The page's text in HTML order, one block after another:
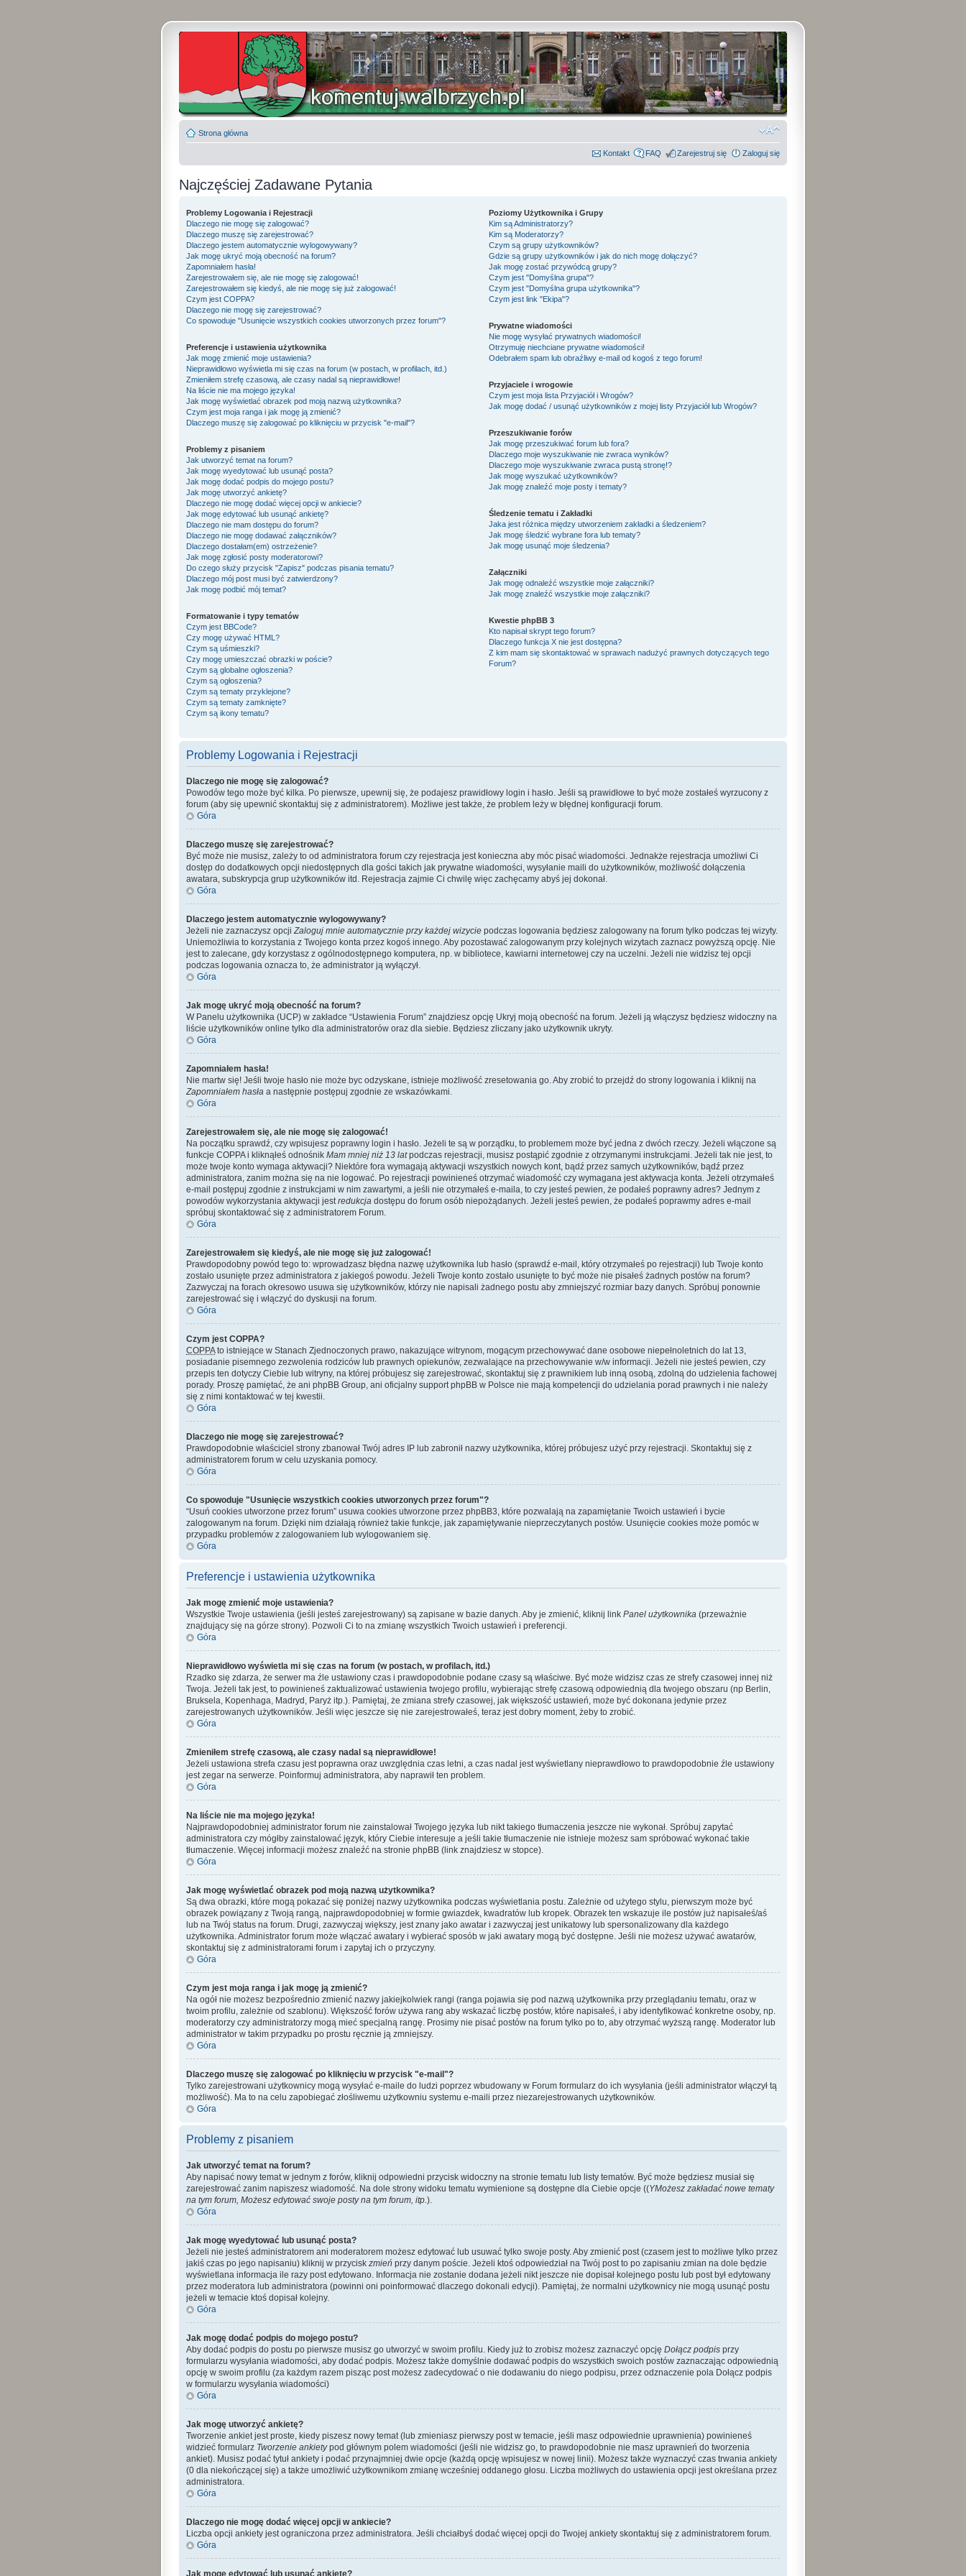
Strona główna
Kontakt FAQ Zarejestruj się Zaloguj się
Najczęściej Zadawane Pytania
Problemy Logowania i Rejestracji
Dlaczego nie mogę się zalogować?
Dlaczego muszę się zarejestrować?
Dlaczego jestem automatycznie wylogowywany?
Jak mogę ukryć moją obecność na forum?
Zapomniałem hasła!
Zarejestrowałem się, ale nie mogę się zalogować!
Zarejestrowałem się kiedyś, ale nie mogę się już zalogować!
Czym jest COPPA?
Dlaczego nie mogę się zarejestrować?
Co spowoduje "Usunięcie wszystkich cookies utworzonych przez forum"?
Preferencje i ustawienia użytkownika
Jak mogę zmienić moje ustawienia?
Nieprawidłowo wyświetla mi się czas na forum (w postach, w profilach, itd.)
Zmieniłem strefę czasową, ale czasy nadal są nieprawidłowe!
Na liście nie ma mojego języka!
Jak mogę wyświetlać obrazek pod moją nazwą użytkownika?
Czym jest moja ranga i jak mogę ją zmienić?
Dlaczego muszę się zalogować po kliknięciu w przycisk "e-mail"?
Problemy z pisaniem
Jak utworzyć temat na forum?
Jak mogę wyedytować lub usunąć posta?
Jak mogę dodać podpis do mojego postu?
Jak mogę utworzyć ankietę?
Dlaczego nie mogę dodać więcej opcji w ankiecie?
Jak mogę edytować lub usunąć ankietę?
Dlaczego nie mam dostępu do forum?
Dlaczego nie mogę dodawać załączników?
Dlaczego dostałam(em) ostrzeżenie?
Jak mogę zgłosić posty moderatorowi?
Do czego służy przycisk "Zapisz" podczas pisania tematu?
Dlaczego mój post musi być zatwierdzony?
Jak mogę podbić mój temat?
Formatowanie i typy tematów
Czym jest BBCode?
Czy mogę używać HTML?
Czym są uśmieszki?
Czy mogę umieszczać obrazki w poście?
Czym są globalne ogłoszenia?
Czym są ogłoszenia?
Czym są tematy przyklejone?
Czym są tematy zamknięte?
Czym są ikony tematu?
Poziomy Użytkownika i Grupy
Kim są Administratorzy?
Kim są Moderatorzy?
Czym są grupy użytkowników?
Gdzie są grupy użytkowników i jak do nich mogę dołączyć?
Jak mogę zostać przywódcą grupy?
Czym jest "Domyślna grupa"?
Czym jest "Domyślna grupa użytkownika"?
Czym jest link "Ekipa"?
Prywatne wiadomości
Nie mogę wysyłać prywatnych wiadomości!
Otrzymuję niechciane prywatne wiadomości!
Odebrałem spam lub obraźliwy e-mail od kogoś z tego forum!
Przyjaciele i wrogowie
Czym jest moja lista Przyjaciół i Wrogów?
Jak mogę dodać / usunąć użytkowników z mojej listy Przyjaciół lub Wrogów?
Przeszukiwanie forów
Jak mogę przeszukiwać forum lub fora?
Dlaczego moje wyszukiwanie nie zwraca wyników?
Dlaczego moje wyszukiwanie zwraca pustą stronę!?
Jak mogę wyszukać użytkowników?
Jak mogę znaleźć moje posty i tematy?
Śledzenie tematu i Zakładki
Jaka jest różnica między utworzeniem zakładki a śledzeniem?
Jak mogę śledzić wybrane fora lub tematy?
Jak mogę usunąć moje śledzenia?
Załączniki
Jak mogę odnaleźć wszystkie moje załączniki?
Jak mogę znaleźć wszystkie moje załączniki?
Kwestie phpBB 3
Kto napisał skrypt tego forum?
Dlaczego funkcja X nie jest dostępna?
Z kim mam się skontaktować w sprawach nadużyć prawnych dotyczących tego
Forum?
Problemy Logowania i Rejestracji
Dlaczego nie mogę się zalogować?
Powodów tego może być kilka. Po pierwsze, upewnij się, że podajesz prawidłowy login i hasło. Jeśli są prawidłowe to być może zostałeś wyrzucony z
forum (aby się upewnić skontaktuj się z administratorem). Możliwe jest także, że problem leży w błędnej konfiguracji forum.
Góra
Dlaczego muszę się zarejestrować?
Być może nie musisz, zależy to od administratora forum czy rejestracja jest konieczna aby móc pisać wiadomości. Jednakże rejestracja umożliwi Ci
dostęp do dodatkowych opcji niedostępnych dla gości takich jak prywatne wiadomości, wysyłanie maili do użytkowników, możliwość dołączenia
awatara, subskrypcja grup użytkowników itd. Rejestracja zajmie Ci chwilę więc zachęcamy abyś jej dokonał.
Góra
Dlaczego jestem automatycznie wylogowywany?
Jeżeli nie zaznaczysz opcjiZaloguj mnie automatycznie przy każdej wizycie podczas logowania będziesz zalogowany na forum tylko podczas tej wizyty.
Uniemożliwia to korzystania z Twojego konta przez kogoś innego. Aby pozostawać zalogowanym przy kolejnych wizytach zaznacz powyższą opcję. Nie
jest to zalecane, gdy korzystasz z ogólnodostępnego komputera, np. w bibliotece, kawiarni internetowej czy na uczelni. Jeżeli nie widzisz tej opcji
podczas logowania oznacza to, że administrator ją wyłączył.
Góra
Jak mogę ukryć moją obecność na forum?
W Panelu użytkownika (UCP) w zakładce “Ustawienia Forum” znajdziesz opcję Ukryj moją obecność na forum. Jeżeli ją włączysz będziesz widoczny na
liście użytkowników online tylko dla administratorów oraz dla siebie. Będziesz zliczany jako użytkownik ukryty.
Góra
Zapomniałem hasła!
Nie martw się! Jeśli twoje hasło nie może byc odzyskane, istnieje możliwość zresetowania go. Aby zrobić to przejdź do strony logowania i kliknij na
Zapomniałem hasła a następnie postępuj zgodnie ze wskazówkami.
Góra
Zarejestrowałem się, ale nie mogę się zalogować!
Na początku sprawdź, czy wpisujesz poprawny login i hasło. Jeżeli te są w porządku, to problemem może być jedna z dwóch rzeczy. Jeżeli włączone są
funkcje COPPA i kliknąłeś odnośnik Mam mniej niż 13 latpodczas rejestracji, musisz postąpić zgodnie z otrzymanymi instrukcjami. Jeżeli tak nie jest, to
może twoje konto wymaga aktywacji? Niektóre fora wymagają aktywacji wszystkich nowych kont, bądź przez samych użytkowników, bądź przez
administratora, zanim można się na nie logować. Po rejestracji powinieneś otrzymać wiadomość czy wymagana jest aktywacja konta. Jeżeli otrzymałeś
e-mail postępuj zgodnie z instrukcjami w nim zawartymi, a jeśli nie otrzymałeś e-maila, to czy jesteś pewien, że podałeś poprawny adres? Jednym z
powodów wykorzystania aktywacji jestredukcja dostępu do forum osób niepożądanych. Jeżeli jesteś pewien, że podałeś poprawmy adres e-mail
spróbuj skontaktować się z administratorem Forum.
Góra
Zarejestrowałem się kiedyś, ale nie mogę się już zalogować!
Prawdopodobny powód tego to: wprowadzasz błędna nazwę użytkownika lub hasło (sprawdź e-mail, który otrzymałeś po rejestracji) lub Twoje konto
zostało usunięte przez administratora z jakiegoś powodu. Jeżeli Twoje konto zostało usunięte to być może nie pisałeś żadnych postów na forum?
Zazwyczaj na forach okresowo usuwa się użytkowników, którzy nie napisali żadnego postu aby zmniejszyć rozmiar bazy danych. Spróbuj ponownie
zarejestrować się i włączyć do dyskusji na forum.
Góra
Czym jest COPPA?
COPPAto istniejące w Stanach Zjednoczonych prawo, nakazujące witrynom, mogącym przechowywać dane osobowe niepełnoletnich do lat 13,
posiadanie pisemnego zezwolenia rodziców lub prawnych opiekunów, zezwalające na przechowywanie w/w informacji. Jeżeli nie jesteś pewien, czy
przepis ten dotyczy Ciebie lub witryny, na której próbujesz się zarejestrować, skontaktuj się z prawnikiem lub inną osobą, zdolną do udzielenia fachowej
porady. Proszę pamiętać, że ani phpBB Group, ani oficjalny support phpBB w Polsce nie mają kompetencji do udzielania porad prawnych i nie należy
się z nimi kontaktować w tej kwestii.
Góra
Dlaczego nie mogę się zarejestrować?
Prawdopodobnie właściciel strony zbanował Twój adres IP lub zabronił nazwy użytkownika, której próbujesz użyć przy rejestracji. Skontaktuj się z
administratorem forum w celu uzyskania pomocy.
Góra
Co spowoduje "Usunięcie wszystkich cookies utworzonych przez forum"?
“Usuń cookies utworzone przez forum” usuwa cookies utworzone przez phpBB3, które pozwalają na zapamiętanie Twoich ustawień i bycie
zalogowanym na forum. Dzięki nim działają również takie funkcje, jak zapamiętywanie nieprzeczytanych postów. Usunięcie cookies może pomóc w
przypadku problemów z zalogowaniem lub wylogowaniem się.
Góra
Preferencje i ustawienia użytkownika
Jak mogę zmienić moje ustawienia?
Wszystkie Twoje ustawienia (jeśli jesteś zarejestrowany) są zapisane w bazie danych. Aby je zmienić, kliknij link Panel użytkownika (przeważnie
znajdujący się na górze strony). Pozwoli Ci to na zmianę wszystkich Twoich ustawień i preferencji.
Góra
Nieprawidłowo wyświetla mi się czas na forum (w postach, w profilach, itd.)
Rzadko się zdarza, że serwer ma źle ustawiony czas i prawdopodobnie podane czasy są właściwe. Być może widzisz czas ze strefy czasowej innej niż
Twoja. Jeżeli tak jest, to powinieneś zaktualizować ustawienia twojego profilu, wybierając strefę czasową odpowiednią dla twojego obszaru (np Berlin,
Bruksela, Kopenhaga, Madryd, Paryż itp.). Pamiętaj, że zmiana strefy czasowej, jak większość ustawień, może być dokonana jedynie przez
zarejestrowanych użytkowników. Jeśli więc jeszcze się nie zarejestrowałeś, teraz jest dobry moment, żeby to zrobić.
Góra
Zmieniłem strefę czasową, ale czasy nadal są nieprawidłowe!
Jeżeli ustawiona strefa czasu jest poprawna oraz uwzględnia czas letni, a czas nadal jest wyświetlany nieprawdłowo to prawdopodobnie źle ustawiony
jest zegar na serwerze. Poinformuj administratora, aby naprawił ten problem.
Góra
Na liście nie ma mojego języka!
Najprawdopodobniej administrator forum nie zainstalował Twojego języka lub nikt takiego tłumaczenia jeszcze nie wykonał. Spróbuj zapytać
administratora czy mógłby zainstalować język, który Ciebie interesuje a jeśli takie tłumaczenie nie istnieje możesz sam spróbować wykonać takie
tłumaczenie. Więcej informacji możesz znaleźć na stronie phpBB (link znajdziesz w stopce).
Góra
Jak mogę wyświetlać obrazek pod moją nazwą użytkownika?
Są dwa obrazki, które mogą pokazać się poniżej nazwy użytkownika podczas wyświetlania postu. Zależnie od użytego stylu, pierwszym może być
obrazek powiązany z Twoją rangą, najprawdopodobniej w formie gwiazdek, kwadratów lub kropek. Obrazek ten wskazuje ile postów już napisałeś/aś
lub na Twój status na forum. Drugi, zazwyczaj większy, jest znany jako awatar i zazwyczaj jest unikatowy lub spersonalizowany dla każdego
użytkownika. Administrator forum może włączać awatary i wybierać sposób w jaki awatary mogą być dostępne. Jeśli nie możesz używać awatarów,
skontaktuj się z administratorami forum i zapytaj ich o przyczyny.
Góra
Czym jest moja ranga i jak mogę ją zmienić?
Na ogół nie możesz bezpośrednio zmienić nazwy jakiejkolwiek rangi (ranga pojawia się pod nazwą użytkownika przy przeglądaniu tematu, oraz w
twoim profilu, zależnie od szablonu). Większość forów używa rang aby wskazać liczbę postów, które napisałeś, i aby identyfikować konkretne osoby, np.
moderatorzy czy administratorzy mogą mieć specjalną rangę. Prosimy nie pisać postów na forum tylko po to, aby otrzymać wyższą rangę. Moderator lub
administrator w takim przypadku po prostu ręcznie ją zmniejszy.
Góra
Dlaczego muszę się zalogować po kliknięciu w przycisk "e-mail"?
Tylko zarejestrowani użytkownicy mogą wysyłać e-maile do ludzi poprzez wbudowany w Forum formularz do ich wysyłania (jeśli administrator włączył tą
możliwość). Ma to na celu zapobiegać złośliwemu użytkowniu systemu e-maili przez niezarejestrowanych użytkowników.
Góra
Problemy z pisaniem
Jak utworzyć temat na forum?
Aby napisać nowy temat w jednym z forów, kliknij odpowiedni przycisk widoczny na stronie tematu lub listy tematów. Być może będziesz musiał się
zarejestrować zanim napiszesz wiadomość. Na dole strony widoku tematu wymienione są dostępne dla Ciebie opcje ((YMożesz zakładać nowe tematy
na tym forum, Możesz edytować swoje posty na tym forum, itp.).
Góra
Jak mogę wyedytować lub usunąć posta?
Jeżeli nie jesteś administratorem ani moderatorem możesz edytować lub usuwać tylko swoje posty. Aby zmienić post (czasem jest to możliwe tylko przez
jakiś czas po jego napisaniu) kliknij w przycisk zmień przy danym poście. Jeżeli ktoś odpowiedział na Twój post to po zapisaniu zmian na dole będzie
wyświetlana informacja ile razy post edytowano. Informacja nie zostanie dodana jeżeli nikt jeszcze nie dopisał kolejnego postu lub post był edytowany
przez moderatora lub administratora (powinni oni poinformować dlaczego dokonali edycji). Pamiętaj, że normalni użytkownicy nie mogą usunąć postu
jeżeli w temacie ktoś dopisał kolejny.
Góra
Jak mogę dodać podpis do mojego postu?
Aby dodać podpis do postu po pierwsze musisz go utworzyć w swoim profilu. Kiedy już to zrobisz możesz zaznaczyć opcję Dołącz podpis przy
formularzu wysyłania wiadomości, aby dodać podpis. Możesz także domyślnie dodawać podpis do wszystkich swoich postów zaznaczając odpowiednią
opcję w swoim profilu (za każdym razem pisząc post możesz zadecydować o nie dodawaniu do niego podpisu, przez odznaczenie pola Dołącz podpis
w formularzu wysyłania wiadomości)
Góra
Jak mogę utworzyć ankietę?
Tworzenie ankiet jest proste, kiedy piszesz nowy temat (lub zmieniasz pierwszy post w temacie, jeśli masz odpowiednie uprawnienia) powinieneś
widzieć formularz Tworzenie ankietypod głównym polem wiadomości (jeśli nie widzisz go, to prawdopodobnie nie masz uprawnień do tworzenia
ankiet). Musisz podać tytuł ankiety i podać przynajmniej dwie opcje (każdą opcję wpisujesz w nowej linii). Możesz także wyznaczyć czas trwania ankiety
(0 dla niekończącej się) a także umożliwić użytkownikom zmianę wcześniej oddanego głosu. Liczba możliwych do ustawienia opcji jest określana przez
administratora.
Góra
Dlaczego nie mogę dodać więcej opcji w ankiecie?
Liczba opcji ankiety jest ograniczona przez administratora. Jeśli chciałbyś dodać więcej opcji do Twojej ankiety skontaktuj się z administratorem forum.
Góra
Jak mogę edytować lub usunąć ankietę?